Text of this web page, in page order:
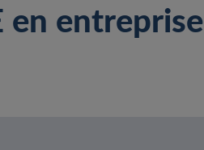
en entreprise